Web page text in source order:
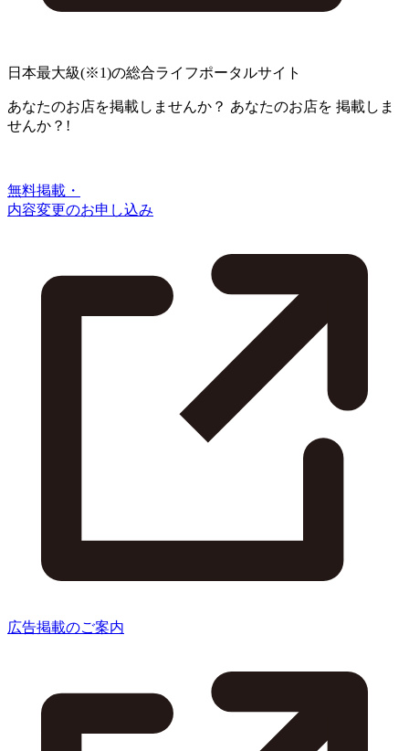
日本最大級(※1)の総合ライフポータルサイト
あなたのお店を掲載しませんか？ あなたのお店を 掲載しま
せんか？!
無料掲載・
内容変更のお申し込み
広告掲載のご案内